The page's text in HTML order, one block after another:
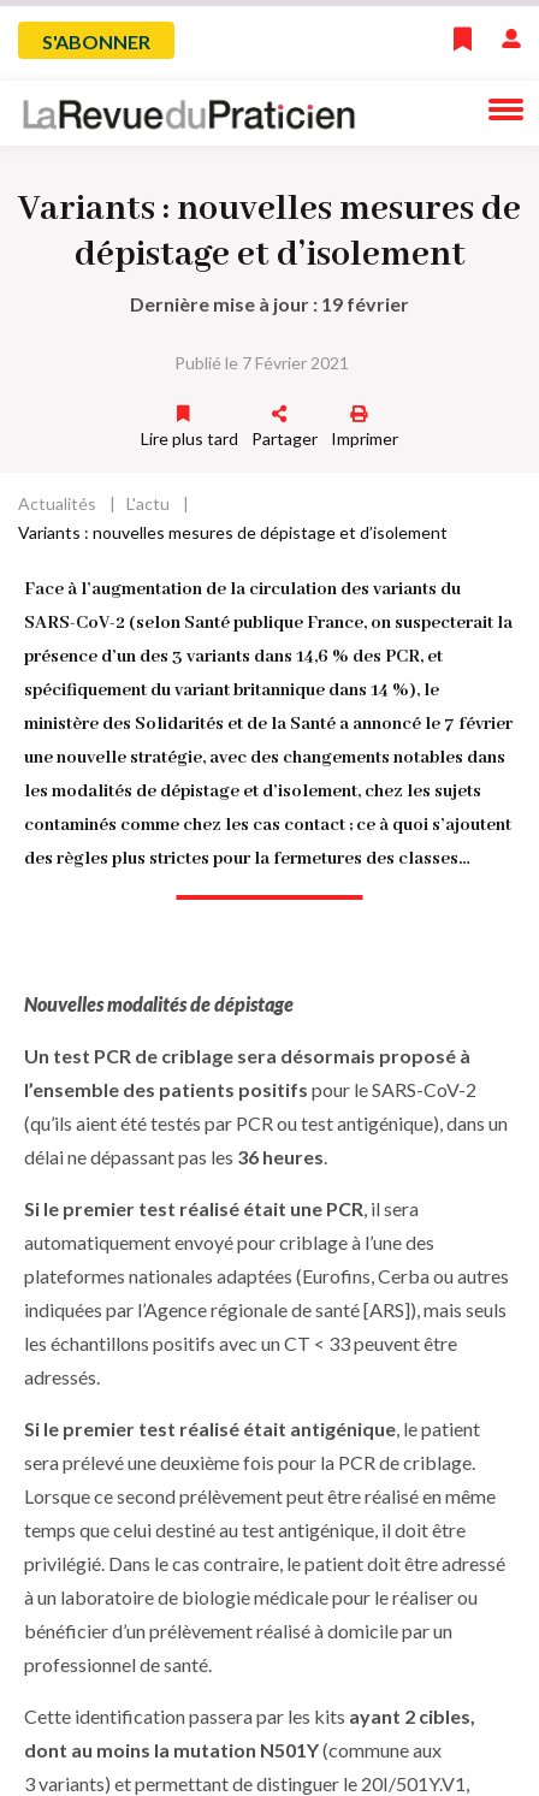
Skip
navigation
Menu
du
de
l'utilisateur
S'ABONNER
Variants : nouvelles mesures de
dépistage et d’isolement
Dernière mise à jour : 19 février
Publié le 7 Février 2021
Lire plus tard Partager Imprimer
Fil
d'Ariane
Actualités
L'actu
Variants : nouvelles mesures de dépistage et d’isolement
Face à l’augmentation de la circulation des variants du
SARS-CoV-2 (selon Santé publique France, on suspecterait la
présence d’un des 3 variants dans 14,6 % des PCR, et
spécifiquement du variant britannique dans 14 %), le
ministère des Solidarités et de la Santé a annoncé le 7 février
une nouvelle stratégie, avec des changements notables dans
les modalités de dépistage et d’isolement, chez les sujets
contaminés comme chez les cas contact ; ce à quoi s’ajoutent
des règles plus strictes pour la fermetures des classes…
Nouvelles modalités de dépistage
Un test PCR de criblage sera désormais proposé à
l’ensemble des patients positifs pour le SARS-CoV-2
(qu’ils aient été testés par PCR ou test antigénique), dans un
délai ne dépassant pas les 36 heures.
Si le premier test réalisé était une PCR, il sera
automatiquement envoyé pour criblage à l’une des
plateformes nationales adaptées (Eurofins, Cerba ou autres
indiquées par l’Agence régionale de santé [ARS]), mais seuls
les échantillons positifs avec un CT < 33 peuvent être
adressés.
Si le premier test réalisé était antigénique, le patient
sera prélevé une deuxième fois pour la PCR de criblage.
Lorsque ce second prélèvement peut être réalisé en même
temps que celui destiné au test antigénique, il doit être
privilégié. Dans le cas contraire, le patient doit être adressé
à un laboratoire de biologie médicale pour le réaliser ou
bénéficier d’un prélèvement réalisé à domicile par un
professionnel de santé.
Cette identification passera par les kits ayant 2 cibles,
dont au moins la mutation N501Y(commune aux
3 variants) et permettant de distinguer le 20I/501Y.V1,